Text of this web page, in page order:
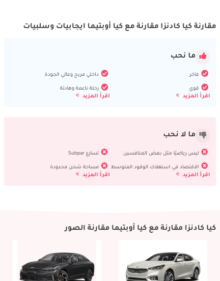
مقارنة كيا كادنزا مقارنة مع كيا أوبتيما ايجابيات وسلبيات
ما نحب
فاخر
قوي
اقرأ المزيد
داخلي مريح وعالي الجودة
رحلة ناعمة وهادئة
اقرأ المزيد
ما لا نحب
ليس رياضيًا مثل بعض المنافسين
الاقتصاد في استهلاك الوقود المتوسط
اقرأ المزيد
تسارع Subpar
مساحة شحن محدودة
اقرأ المزيد
كيا كادنزا مقارنة مع كيا أوبتيما مقارنة الصور